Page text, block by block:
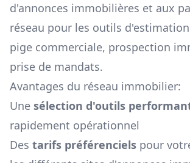
d'annonces immobilières et aux
réseau pour les outils
pige commerciale, prospection
prise de mandats.
Avantages du réseau immobilier:
Une sélection d'outils
rapidement opérationnel
Des tarifs préférenciels pour